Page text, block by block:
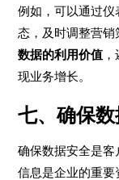
例如，可以通过
态，及时调整营
数据的利用价值
现业务增长。
七、确保
确保数据安全是
信息是企业的重